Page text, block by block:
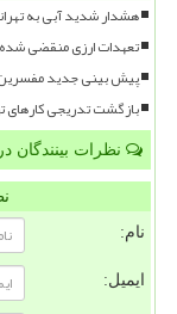
هشدار شدید آبی به
تعهدات ارزی منقضی شده
پیش بینی جدید مفسرین
بازگشت تدریجی
نظرات بینندگان
نام:
ایمیل: